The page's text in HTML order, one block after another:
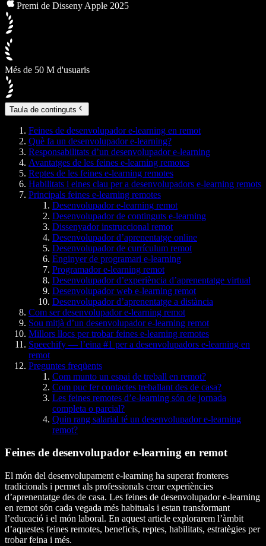
Premi de Disseny Apple 2025
Més de 50 M d'usuaris
Taula de continguts
Feines de desenvolupador e-learning en remot
Què fa un desenvolupador e-learning?
Responsabilitats d’un desenvolupador e-learning
Avantatges de les feines e-learning remotes
Reptes de les feines e-learning remotes
Habilitats i eines clau per a desenvolupadors e-learning remots
Principals feines e-learning remotes
Desenvolupador e-learning remot
Desenvolupador de continguts e-learning
Dissenyador instruccional remot
Desenvolupador d’aprenentatge online
Desenvolupador de currículum remot
Enginyer de programari e-learning
Programador e-learning remot
Desenvolupador d’experiència d’aprenentatge virtual
Desenvolupador web e-learning remot
Desenvolupador d’aprenentatge a distància
Com ser desenvolupador e-learning remot
Sou mitjà d’un desenvolupador e-learning remot
Millors llocs per trobar feines e-learning remotes
Speechify — l’eina #1 per a desenvolupadors e-learning en
remot
Preguntes freqüents
Com munto un espai de treball en remot?
Com puc fer contactes treballant des de casa?
Les feines remotes d’e-learning són de jornada
completa o parcial?
Quin rang salarial té un desenvolupador e-learning
remot?
Feines de desenvolupador e-learning en remot
El món del desenvolupament e-learning ha superat fronteres
tradicionals i permet als professionals crear experiències
d’aprenentatge des de casa. Les feines de desenvolupador e-learning
en remot són cada vegada més habituals i estan transformant
l’educació i el món laboral. En aquest article explorarem l’àmbit
d’aquestes feines remotes, beneficis, reptes, habilitats, estratègies per
trobar feina i més.